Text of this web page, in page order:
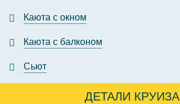
Каюта с окном
Каюта с балконом
Сьют
ДЕТАЛИ КРУИЗА